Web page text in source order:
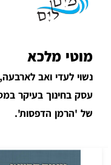
מוטי מלכא
נשוי לעדי ואב
עסק בחינוך בעיקר
של 'הרמן הדפסות'.